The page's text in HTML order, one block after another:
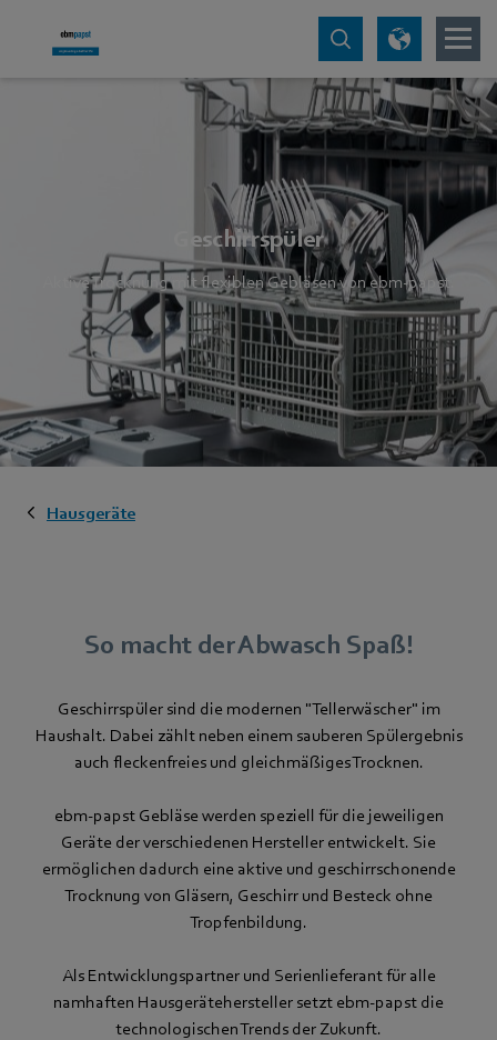
Geschirrspüler
Aktive Trocknung mit flexiblen Gebläsen von ebm-papst.
Hausgeräte
So macht der Abwasch Spaß!
Geschirrspüler sind die modernen "Tellerwäscher" im
Haushalt. Dabei zählt neben einem sauberen Spülergebnis
auch fleckenfreies und gleichmäßiges Trocknen.
ebm-papst Gebläse werden speziell für die jeweiligen
Geräte der verschiedenen Hersteller entwickelt. Sie
ermöglichen dadurch eine aktive und geschirrschonende
Trocknung von Gläsern, Geschirr und Besteck ohne
Tropfenbildung.
Als Entwicklungspartner und Serienlieferant für alle
namhaften Hausgerätehersteller setzt ebm-papst die
technologischen Trends der Zukunft.